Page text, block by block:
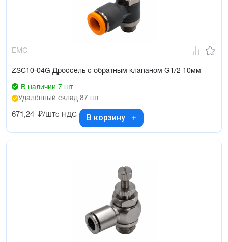
EMC
ZSC10-04G Дроссель с обратным клапаном G1/2 10мм
В наличии 7 шт
Удалённый склад 87 шт
671,24 ₽/штс НДС В корзину